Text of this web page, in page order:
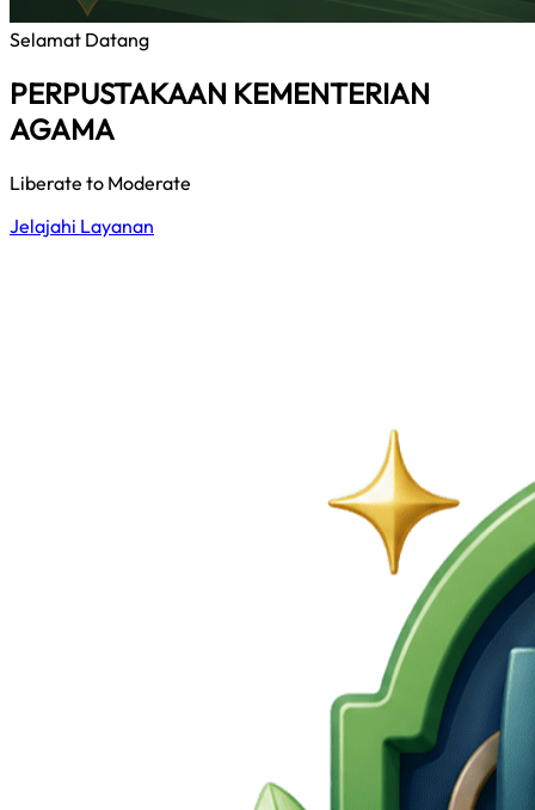
Selamat Datang
PERPUSTAKAAN KEMENTERIAN
AGAMA
Liberate to Moderate
Jelajahi Layanan